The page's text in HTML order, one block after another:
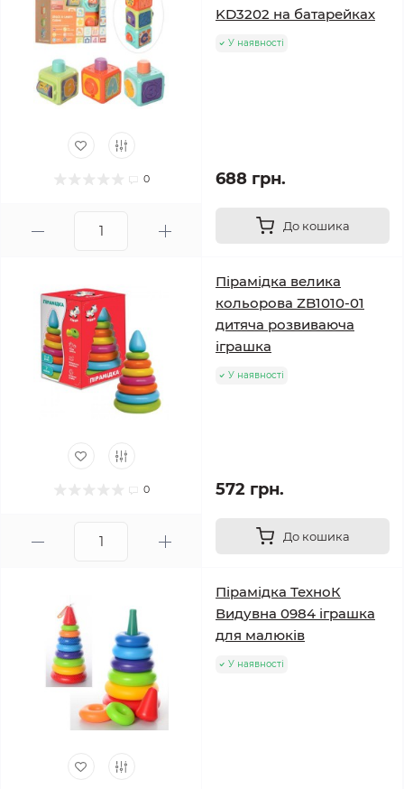
0
KD3202 на батарейках
У наявності
688 грн.
До кошика
0
Пірамідка велика
кольорова ZB1010-01
дитяча розвиваюча
іграшка
У наявності
572 грн.
До кошика
Пірамідка ТехноК
Видувна 0984 іграшка
для малюків
У наявності